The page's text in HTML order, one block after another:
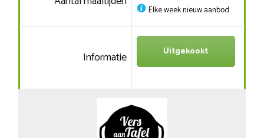
Elke week nieuw aanbod
Informatie Uitgekookt